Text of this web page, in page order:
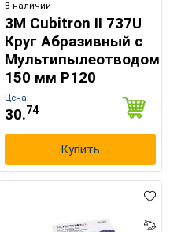
В наличии
3M Cubitron II 737U
Круг Абразивный c
Мультипылеотводом
150 мм Р120
Цена:
30.74
Купить